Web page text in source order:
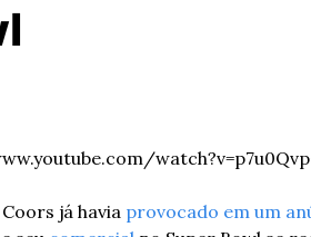
já havia provocado em um